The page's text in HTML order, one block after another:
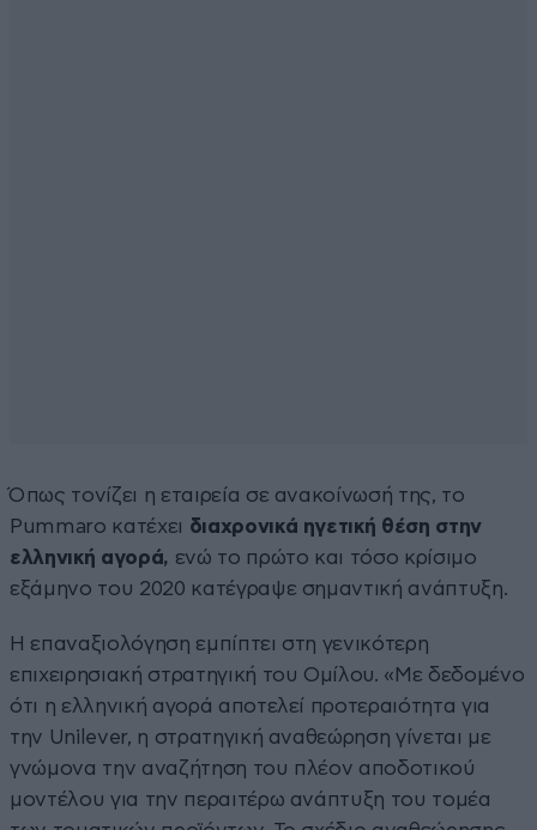
Όπως τονίζει η εταιρεία σε ανακοίνωσή της, το
Pummaro κατέχει διαχρονικά ηγετική θέση στην
ελληνική αγορά, ενώ το πρώτο και τόσο κρίσιμο
εξάμηνο του 2020 κατέγραψε σημαντική ανάπτυξη.
Η επαναξιολόγηση εμπίπτει στη γενικότερη
επιχειρησιακή στρατηγική του Ομίλου. «Με δεδομένο
ότι η ελληνική αγορά αποτελεί προτεραιότητα για
την Unilever, η στρατηγική αναθεώρηση γίνεται με
γνώμονα την αναζήτηση του πλέον αποδοτικού
μοντέλου για την περαιτέρω ανάπτυξη του τομέα